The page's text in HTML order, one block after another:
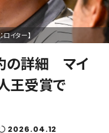
イター】
の詳細 マイ
王受賞で
2026.04.12